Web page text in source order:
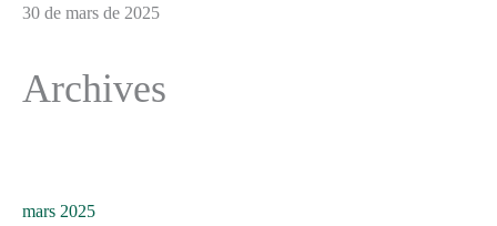
30 de mars de 2025
Archives
mars 2025